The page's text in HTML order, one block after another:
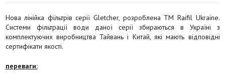
Нова лінійка фільтрів серії Gletcher, розроблена ТМ Raifil Ukraine.
Системи фільтрації води даної серії збираються в Україні з
комплектуючих виробництва Тайвань і Китай, які мають відповідні
сертифікати якості.
переваги: